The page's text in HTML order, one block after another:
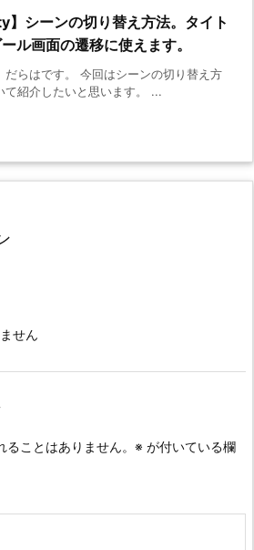
】シーンの切り替え方法。タイト
ル画面の遷移に使えます。
だらはです。 今回はシーンの切り替え方
て紹介したいと思います。 ...
せん
ことはありません。 ※ が付いている欄